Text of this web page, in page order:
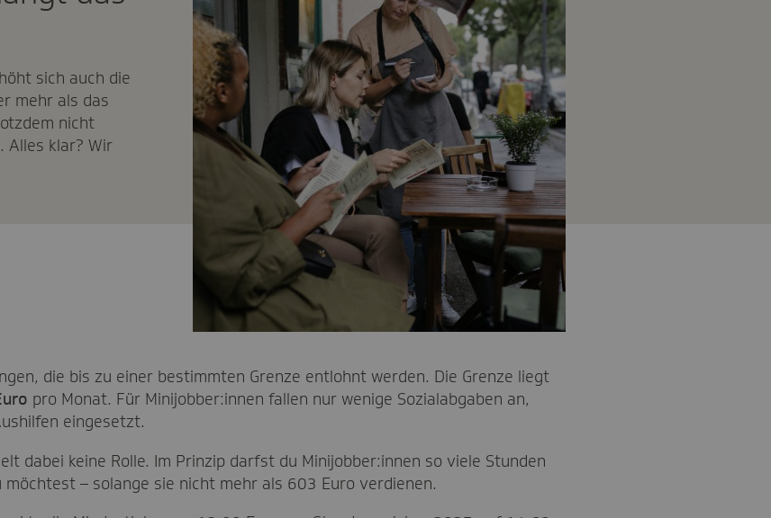
sich auch die
mehr als das
nicht
Alles klar? Wir
die bis zu einer bestimmten Grenze entlohnt werden. Die Grenze liegt
pro Monat. Für Minijobber:innen fallen nur wenige Sozialabgaben an,
eingesetzt.
dabei keine Rolle. Im Prinzip darfst du Minijobber:innen so viele Stunden
– solange sie nicht mehr als 603 Euro verdienen.